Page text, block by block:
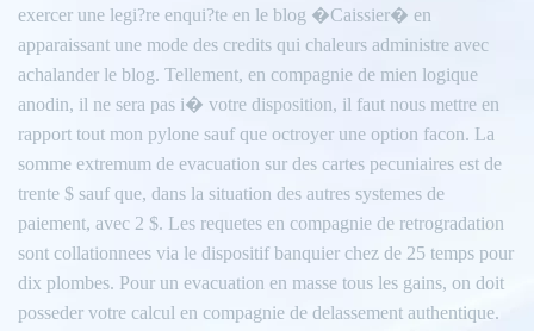
exercer une legi?re enqui?te en le blog �Caissier� en
apparaissant une mode des credits qui chaleurs administre avec
achalander le blog. Tellement, en compagnie de mien logique
anodin, il ne sera pas i� votre disposition, il faut nous mettre en
rapport tout mon pylone sauf que octroyer une option facon. La
somme extremum de evacuation sur des cartes pecuniaires est de
trente $ sauf que, dans la situation des autres systemes de
paiement, avec 2 $. Les requetes en compagnie de retrogradation
sont collationnees via le dispositif banquier chez de 25 temps pour
dix plombes. Pour un evacuation en masse tous les gains, on doit
posseder votre calcul en compagnie de delassement authentique.